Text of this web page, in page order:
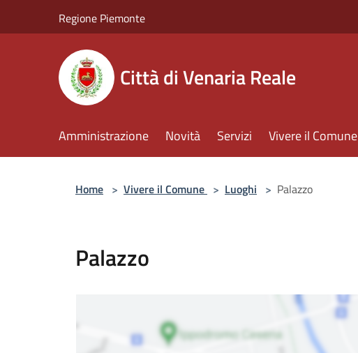
Regione Piemonte
Città di Venaria Reale
Amministrazione Novità Servizi Vivere il Comune
Home > Vivere il Comune > Luoghi > Palazzo
Palazzo